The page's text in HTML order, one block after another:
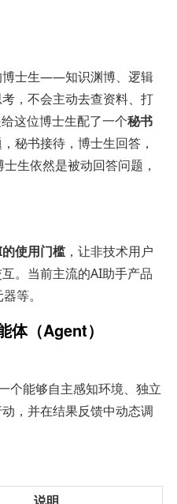
博士生——知识渊博、逻辑
，不会主动去查资料、打
这位博士生配了一个秘书
秘书接待，博士生回答，
生依然是被动回答问题，
使用门槛，让非技术用户
。当前主流的AI助手产品
等。
体（Agent）
个能够自主感知环境、独立
，并在结果反馈中动态调